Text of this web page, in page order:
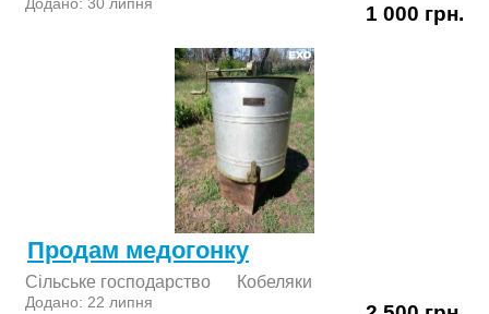
1 000 грн.
Продам медогонку
Сільське господарство Кобеляки
Додано: 22 липня